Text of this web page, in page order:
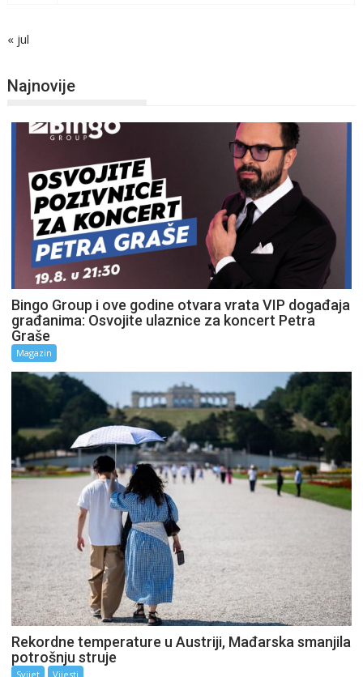
« jul
Najnovije
Bingo Group i ove godine otvara vrata VIP događaja
građanima: Osvojite ulaznice za koncert Petra
Graše
Magazin
Rekordne temperature u Austriji, Mađarska smanjila
potrošnju struje
Svijet Vijesti